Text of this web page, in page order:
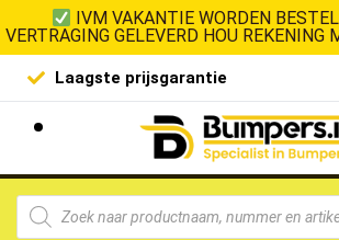
IVM VAKANTIE WORDEN
VERTRAGING GELEVERD HOU
Laagste prijsgarantie